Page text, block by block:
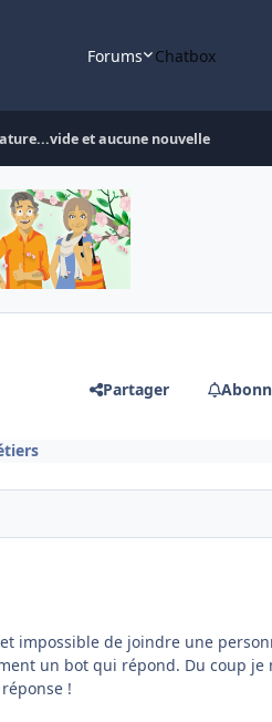
Forums Chatbox
et aucune nouvelle
Partager
impossible de joindre une
un bot qui répond. Du coup je
!